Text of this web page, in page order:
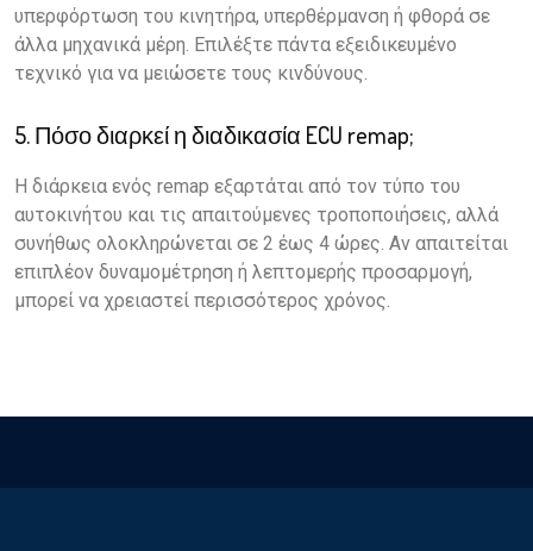
υπερφόρτωση του κινητήρα, υπερθέρμανση ή φθορά σε
άλλα μηχανικά μέρη. Επιλέξτε πάντα εξειδικευμένο
τεχνικό για να μειώσετε τους κινδύνους.
5. Πόσο διαρκεί η διαδικασία ECU remap;
Η διάρκεια ενός remap εξαρτάται από τον τύπο του
αυτοκινήτου και τις απαιτούμενες τροποποιήσεις, αλλά
συνήθως ολοκληρώνεται σε 2 έως 4 ώρες. Αν απαιτείται
επιπλέον δυναμομέτρηση ή λεπτομερής προσαρμογή,
μπορεί να χρειαστεί περισσότερος χρόνος.